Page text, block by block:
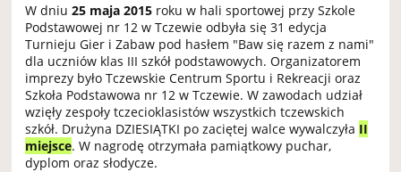
W dniu25 maja 2015 roku w hali sportowej przy Szkole
Podstawowej nr 12 w Tczewie odbyła się 31 edycja
Turnieju Gier i Zabaw pod hasłem "Baw się razem z nami"
dla uczniów klas III szkół podstawowych. Organizatorem
imprezy było Tczewskie Centrum Sportu i Rekreacji oraz
Szkoła Podstawowa nr 12 w Tczewie. W zawodach udział
wzięły zespoły tczecioklasistów wszystkich tczewskich
szkół. Drużyna DZIESIĄTKI po zaciętej walce wywalczyła II
miejsce. W nagrodę otrzymała pamiątkowy puchar,
dyplom oraz słodycze.